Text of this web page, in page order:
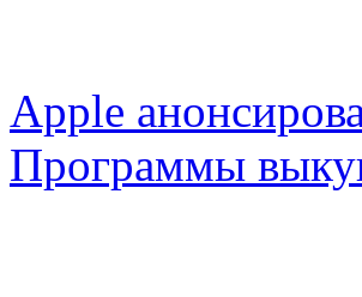
Apple
Программы